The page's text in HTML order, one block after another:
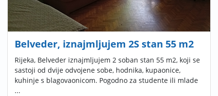
Belveder, iznajmljujem 2S stan 55 m2
Rijeka, Belveder iznajmljujem 2 soban stan 55 m2, koji se
sastoji od dvije odvojene sobe, hodnika, kupaonice,
kuhinje s blagovaonicom. Pogodno za studente ili mlade
...